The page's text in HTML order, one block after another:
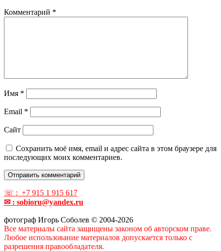
Комментарий *
Имя *
Email *
Сайт
Сохранить моё имя, email и адрес сайта в этом браузере для
последующих моих комментариев.
☏ : +7 915 1 915 617
✉ : sobioru@yandex.ru
фотограф Игорь Соболев © 2004-2026
Все материалы сайта защищены законом об авторском праве.
Любое использование материалов допускается только с
разрешения правообладателя.